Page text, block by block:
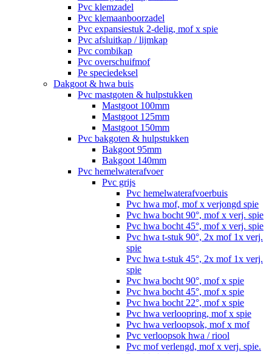
Pvc klemzadel
Pvc klemaanboorzadel
Pvc expansiestuk 2-delig, mof x spie
Pvc afsluitkap / lijmkap
Pvc combikap
Pvc overschuifmof
Pe speciedeksel
Dakgoot & hwa buis
Pvc mastgoten & hulpstukken
Mastgoot 100mm
Mastgoot 125mm
Mastgoot 150mm
Pvc bakgoten & hulpstukken
Bakgoot 95mm
Bakgoot 140mm
Pvc hemelwaterafvoer
Pvc grijs
Pvc hemelwaterafvoerbuis
Pvc hwa mof, mof x verjongd spie
Pvc hwa bocht 90°, mof x verj. spie
Pvc hwa bocht 45°, mof x verj. spie
Pvc hwa t-stuk 90°, 2x mof 1x verj.
spie
Pvc hwa t-stuk 45°, 2x mof 1x verj.
spie
Pvc hwa bocht 90°, mof x spie
Pvc hwa bocht 45°, mof x spie
Pvc hwa bocht 22°, mof x spie
Pvc hwa verloopring, mof x spie
Pvc hwa verloopsok, mof x mof
Pvc verloopsok hwa / riool
Pvc mof verlengd, mof x verj. spie.